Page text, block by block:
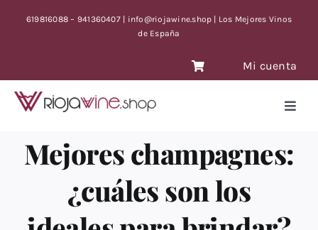
619816088 – 941360407 | info@riojawine.shop | Los Mejores Vinos
de España
Mi cuenta
VINOS ANTIGUOS
VINOS OFERTA CON TIEMPO LIMITE
BLOG
Mejores champagnes:
¿cuáles son los